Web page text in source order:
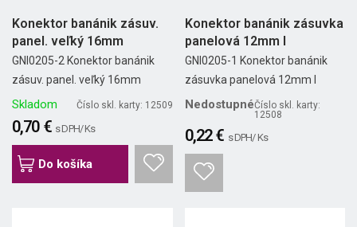
Konektor banánik zásuv.
panel. veľký 16mm
GNI0205-2 Konektor banánik
zásuv. panel. veľký 16mm
Skladom Číslo skl. karty: 12509
0,70 € s DPH/ Ks
Do košíka
Konektor banánik zásuvka
panelová 12mm I
GNI0205-1 Konektor banánik
zásuvka panelová 12mm I
NedostupnéČíslo skl. karty:
12508
0,22 € s DPH/ Ks